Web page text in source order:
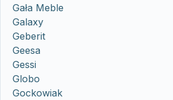
Gała Meble
Galaxy
Geberit
Geesa
Gessi
Globo
Gockowiak